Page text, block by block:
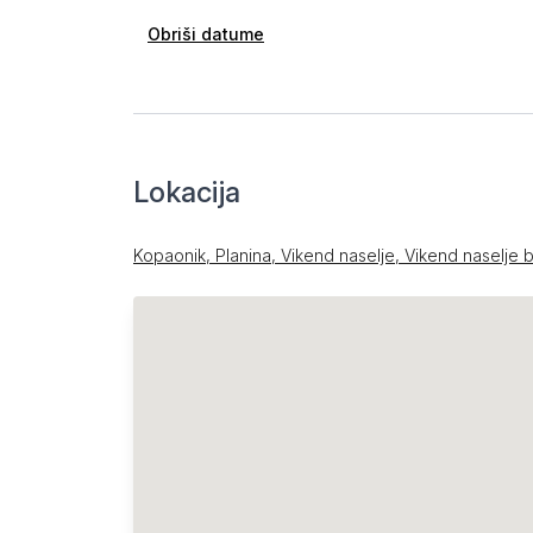
Obriši datume
Lokacija
Kopaonik, Planina, Vikend naselje, Vikend naselje